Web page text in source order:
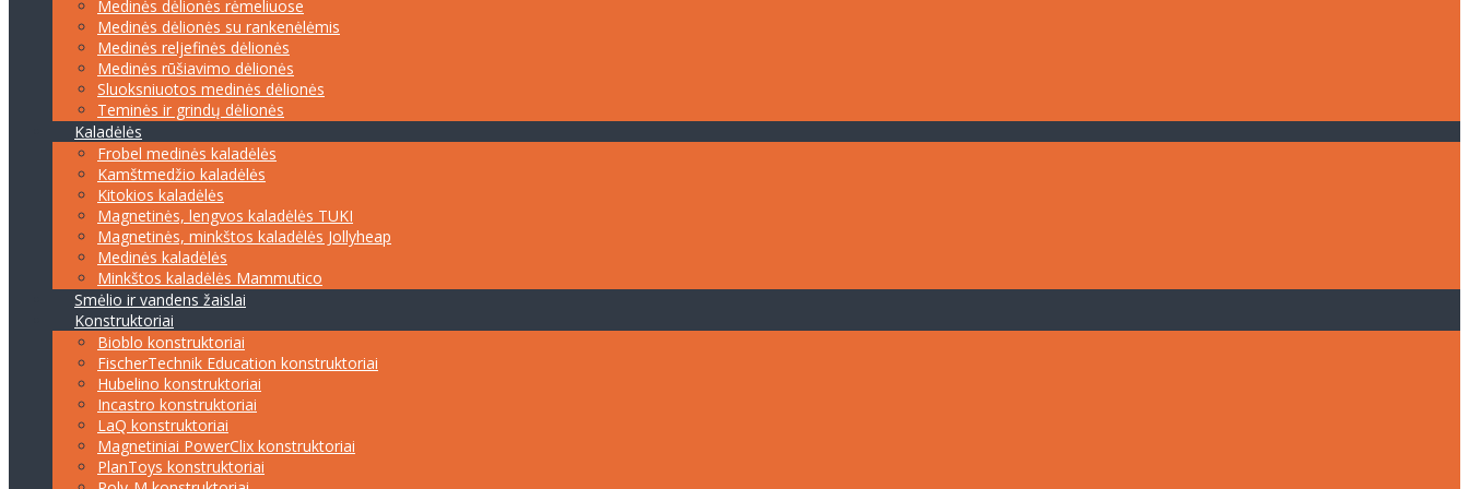
Medinės dėlionės rėmeliuose
Medinės dėlionės su rankenėlėmis
Medinės reljefinės dėlionės
Medinės rūšiavimo dėlionės
Sluoksniuotos medinės dėlionės
Teminės ir grindų dėlionės
Kaladėlės
Frobel medinės kaladėlės
Kamštmedžio kaladėlės
Kitokios kaladėlės
Magnetinės, lengvos kaladėlės TUKI
Magnetinės, minkštos kaladėlės Jollyheap
Medinės kaladėlės
Minkštos kaladėlės Mammutico
Smėlio ir vandens žaislai
Konstruktoriai
Bioblo konstruktoriai
FischerTechnik Education konstruktoriai
Hubelino konstruktoriai
Incastro konstruktoriai
LaQ konstruktoriai
Magnetiniai PowerClix konstruktoriai
PlanToys konstruktoriai